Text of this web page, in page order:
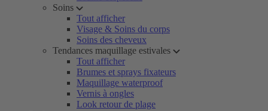
Soins
Tout afficher
Visage & Soins du corps
Soins des cheveux
Tendances maquillage estivales
Tout afficher
Brumes et sprays fixateurs
Maquillage waterproof
Vernis à ongles
Look retour de plage